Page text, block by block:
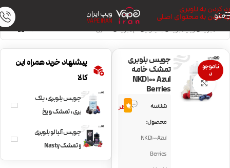
رد کردن به ناوبری
رد کردن به محتوای اصلی
منو ویپ ایران
VAPE IRAN
خانه/جویس ویپ/جویس با نیکوتین کم/جویس دسری
ناموجو
د
بزرگنمایی تصویر
جویس بلوبری
تمشک خامه
NKD100 Azul
Berries
شناسه
محصول:
NKD100 Azul
Berries
1
نظر5.0
پیشنهاد خرید همراه این
کالا
جویس بلوبری، بلک
بری، تمشک و یخ
جویس آلبالو بلوبری
و تمشک Nasty
Broski berry